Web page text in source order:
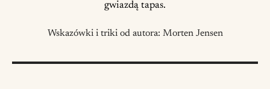
gwiazdą tapas.
Wskazówki i triki od autora: Morten Jensen